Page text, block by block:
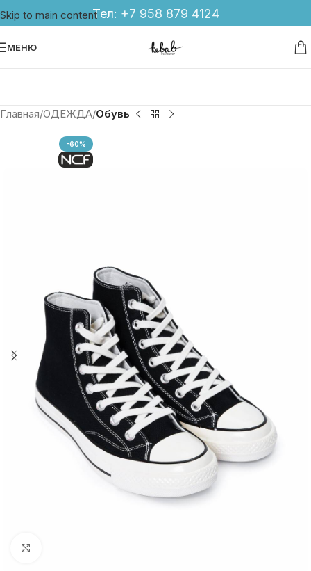
Skip to main contentТел: +7 958 879 4124
МЕНЮ
Главная ОДЕЖДА Обувь
-60%